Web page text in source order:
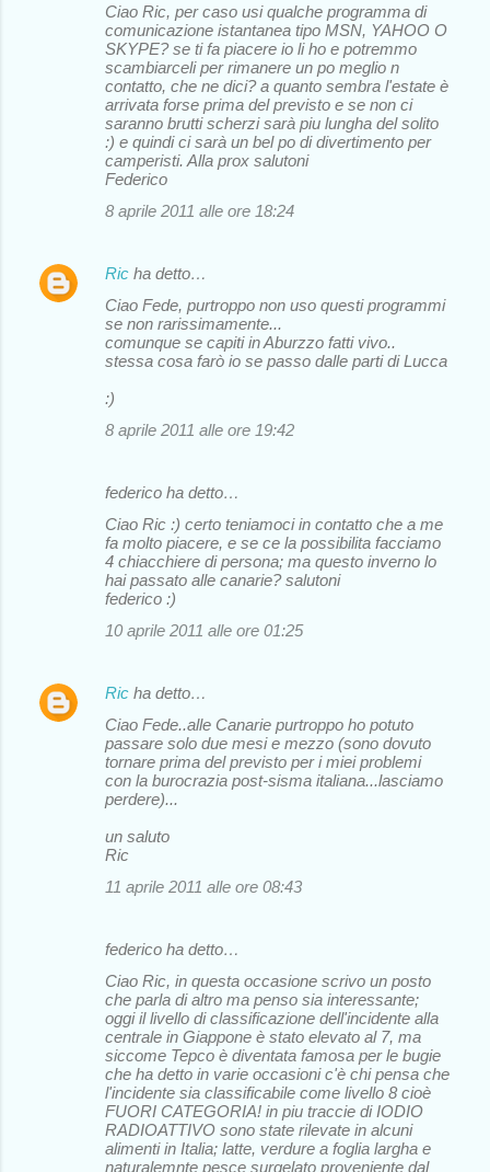
Ciao Ric, per caso usi qualche programma di
comunicazione istantanea tipo MSN, YAHOO O
SKYPE? se ti fa piacere io li ho e potremmo
scambiarceli per rimanere un po meglio n
contatto, che ne dici? a quanto sembra l'estate è
arrivata forse prima del previsto e se non ci
saranno brutti scherzi sarà piu lungha del solito
:) e quindi ci sarà un bel po di divertimento per
camperisti. Alla prox salutoni
Federico
8 aprile 2011 alle ore 18:24
Ric ha detto…
Ciao Fede, purtroppo non uso questi programmi
se non rarissimamente...
comunque se capiti in Aburzzo fatti vivo..
stessa cosa farò io se passo dalle parti di Lucca
:)
8 aprile 2011 alle ore 19:42
federico ha detto…
Ciao Ric :) certo teniamoci in contatto che a me
fa molto piacere, e se ce la possibilita facciamo
4 chiacchiere di persona; ma questo inverno lo
hai passato alle canarie? salutoni
federico :)
10 aprile 2011 alle ore 01:25
Ric ha detto…
Ciao Fede..alle Canarie purtroppo ho potuto
passare solo due mesi e mezzo (sono dovuto
tornare prima del previsto per i miei problemi
con la burocrazia post-sisma italiana...lasciamo
perdere)...
un saluto
Ric
11 aprile 2011 alle ore 08:43
federico ha detto…
Ciao Ric, in questa occasione scrivo un posto
che parla di altro ma penso sia interessante;
oggi il livello di classificazione dell'incidente alla
centrale in Giappone è stato elevato al 7, ma
siccome Tepco è diventata famosa per le bugie
che ha detto in varie occasioni c'è chi pensa che
l'incidente sia classificabile come livello 8 cioè
FUORI CATEGORIA! in piu traccie di IODIO
RADIOATTIVO sono state rilevate in alcuni
alimenti in Italia; latte, verdure a foglia largha e
naturalemnte pesce surgelato proveniente dal